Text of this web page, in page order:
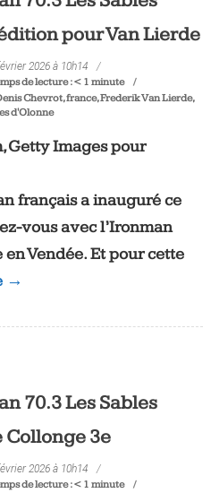
pour Van Lierde
2026 à 10h14
de lecture : < 1 minute
Chevrot,france,Frederik Van Lierde,
d'Olonne
Getty Images pour
français a inauguré ce
vous avec l’Ironman
en Vendée. Et pour cette
→
70.3 Les Sables
Collonge 3e
2026 à 10h14
de lecture : < 1 minute